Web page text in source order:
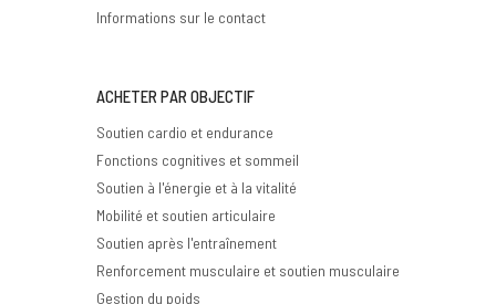
Informations sur le contact
ACHETER PAR OBJECTIF
Soutien cardio et endurance
Fonctions cognitives et sommeil
Soutien à l'énergie et à la vitalité
Mobilité et soutien articulaire
Soutien après l'entraînement
Renforcement musculaire et soutien musculaire
Gestion du poids